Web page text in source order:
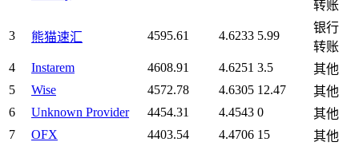
转账
3 熊猫速汇 4595.61 4.6233 5.99
银行
转账
4
Instarem 4608.91 4.6251 3.5
其他
5
Wise 4572.78 4.6305 12.47
其他
6
Unknown Provider 4454.31 4.4543 0
其他
7
OFX 4403.54 4.4706 15 其他